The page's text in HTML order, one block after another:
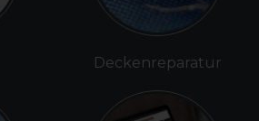
Deckenreparatur